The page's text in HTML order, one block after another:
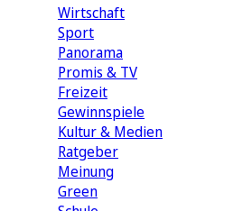
Wirtschaft
Sport
Panorama
Promis & TV
Freizeit
Gewinnspiele
Kultur & Medien
Ratgeber
Meinung
Green